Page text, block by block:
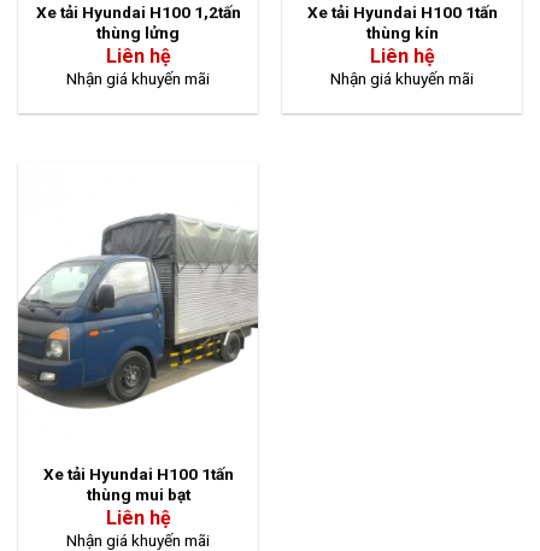
Xe tải Hyundai H100 1,2tấn
thùng lửng
Liên hệ
Nhận giá khuyến mãi
Xe tải Hyundai H100 1tấn
thùng kín
Liên hệ
Nhận giá khuyến mãi
Xe tải Hyundai H100 1tấn
thùng mui bạt
Liên hệ
Nhận giá khuyến mãi